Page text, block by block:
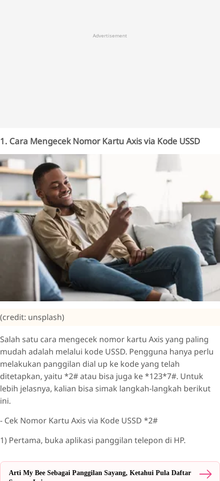
Advertisement
1. Cara Mengecek Nomor Kartu Axis via Kode USSD
(credit: unsplash)
Salah satu cara mengecek nomor kartu Axis yang paling
mudah adalah melalui kode USSD. Pengguna hanya perlu
melakukan panggilan dial up ke kode yang telah
ditetapkan, yaitu *2# atau bisa juga ke *123*7#. Untuk
lebih jelasnya, kalian bisa simak langkah-langkah berikut
ini.
- Cek Nomor Kartu Axis via Kode USSD *2#
1) Pertama, buka aplikasi panggilan telepon di HP.
Arti My Bee Sebagai Panggilan Sayang, Ketahui Pula Daftar